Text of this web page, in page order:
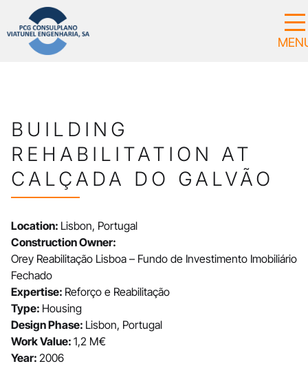
BUILDING
REHABILITATION AT
CALÇADA DO GALVÃO
Location: Lisbon, Portugal
Construction Owner:
Orey Reabilitação Lisboa – Fundo de Investimento Imobiliário
Fechado
Expertise: Reforço e Reabilitação
Type: Housing
Design Phase: Lisbon, Portugal
Work Value: 1,2 M€
Year: 2006